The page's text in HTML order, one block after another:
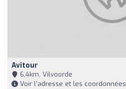
Avitour
6,4km, Vilvoorde
Voir l'adresse et les coordonnées